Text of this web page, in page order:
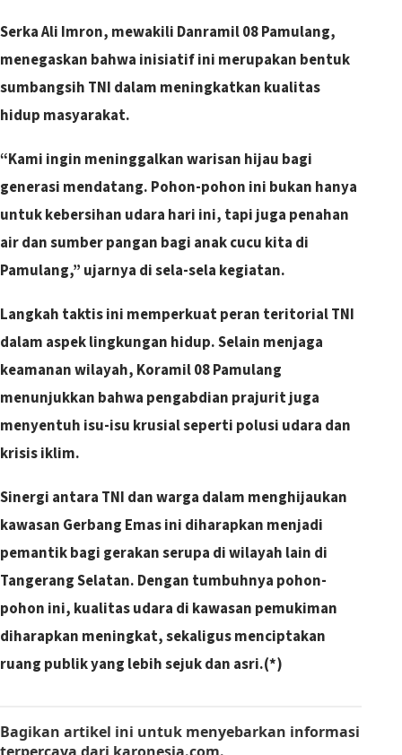
​Serka Ali Imron, mewakili Danramil 08 Pamulang,
menegaskan bahwa inisiatif ini merupakan bentuk
sumbangsih TNI dalam meningkatkan kualitas
hidup masyarakat.
“Kami ingin meninggalkan warisan hijau bagi
generasi mendatang. Pohon-pohon ini bukan hanya
untuk kebersihan udara hari ini, tapi juga penahan
air dan sumber pangan bagi anak cucu kita di
Pamulang,” ujarnya di sela-sela kegiatan.
​Langkah taktis ini memperkuat peran teritorial TNI
dalam aspek lingkungan hidup. Selain menjaga
keamanan wilayah, Koramil 08 Pamulang
menunjukkan bahwa pengabdian prajurit juga
menyentuh isu-isu krusial seperti polusi udara dan
krisis iklim.
Sinergi antara TNI dan warga dalam menghijaukan
kawasan Gerbang Emas ini diharapkan menjadi
pemantik bagi gerakan serupa di wilayah lain di
Tangerang Selatan. Dengan tumbuhnya pohon-
pohon ini, kualitas udara di kawasan pemukiman
diharapkan meningkat, sekaligus menciptakan
ruang publik yang lebih sejuk dan asri.(*)
Bagikan artikel ini untuk menyebarkan informasi
terpercaya dari karonesia.com.